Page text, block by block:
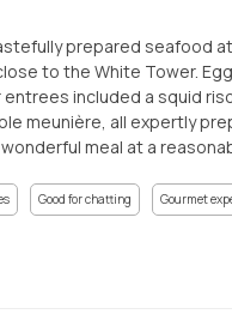
prepared seafood
to the White Tower.
included a squid
meunière, all expertly
meal at a
Good for chatting Gourmet